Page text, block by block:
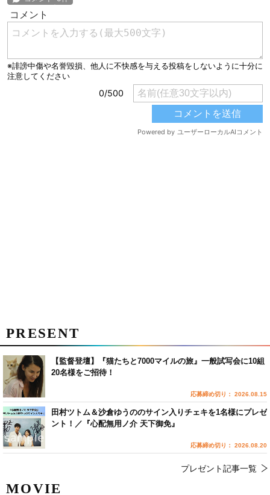
MOVIE
PRESENT
【監督登壇】『猫たちと7000マイルの旅』一般試写会に10組
20名様をご招待！
応募締め切り： 2026.08.15
田村ツトム＆沙倉ゆうののサイン入りチェキを1名様にプレゼ
ント！／『心配無用ノ介 天下御免』
応募締め切り： 2026.08.20
プレゼント記事一覧